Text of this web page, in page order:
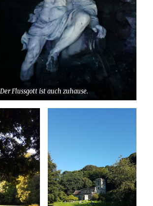
Der Flussgott ist auch zuhause.